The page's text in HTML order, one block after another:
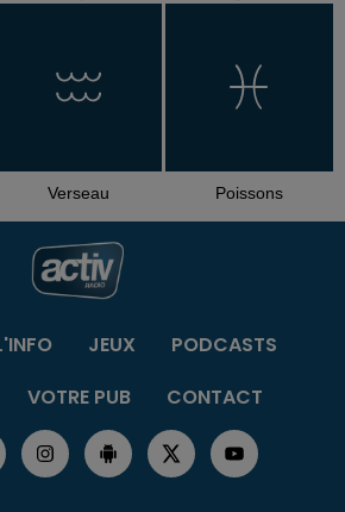
Verseau Poissons
JEUX
PODCASTS
VOTRE PUB CONTACT